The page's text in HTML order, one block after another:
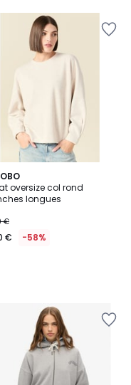
oversize col rond
longues
€
€ -58%